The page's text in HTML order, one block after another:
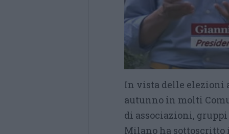
In vista delle elezioni
autunno in molti
di associazioni,
Milano ha sottoscritto